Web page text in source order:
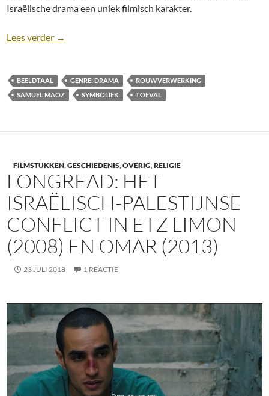
Israëlische drama een uniek filmisch karakter.
Lees verder Recensie: Foxtrot (Samuel Maoz, 2017)
→
BEELDTAAL GENRE: DRAMA
ROUWVERWERKING
SAMUEL MAOZ
SYMBOLIEK TOEVAL
FILMSTUKKEN,GESCHIEDENIS,OVERIG,RELIGIE
LONGREAD: HET
ISRAËLISCH-PALESTIJNSE
CONFLICT IN ETZ LIMON
(2008) EN OMAR (2013)
23 JULI 2018 1 REACTIE